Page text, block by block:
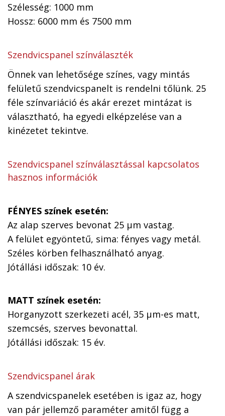
Szélesség: 1000 mm
Hossz: 6000 mm és 7500 mm
Szendvicspanel színválaszték
Önnek van lehetősége színes, vagy mintás
felületű szendvicspanelt is rendelni tőlünk. 25
féle színvariáció és akár erezet mintázat is
választható, ha egyedi elképzelése van a
kinézetet tekintve.
Szendvicspanel színválasztással kapcsolatos
hasznos információk
FÉNYES színek esetén:
Az alap szerves bevonat 25 µm vastag.
A felület egyöntetű, sima: fényes vagy metál.
Széles körben felhasználható anyag.
Jótállási időszak: 10 év.
MATT színek esetén:
Horganyzott szerkezeti acél, 35 µm-es matt,
szemcsés, szerves bevonattal.
Jótállási időszak: 15 év.
Szendvicspanel árak
A szendvicspanelek esetében is igaz az, hogy
van pár jellemző paraméter amitől függ a